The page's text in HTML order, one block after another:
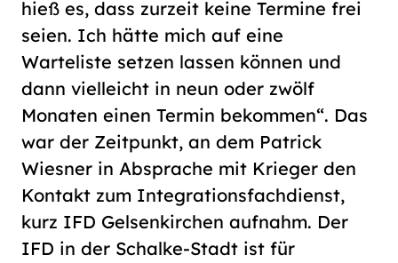
hieß es, dass zurzeit keine Termine frei
seien. Ich hätte mich auf eine
Warteliste setzen lassen können und
dann vielleicht in neun oder zwölf
Monaten einen Termin bekommen“. Das
war der Zeitpunkt, an dem Patrick
Wiesner in Absprache mit Krieger den
Kontakt zum Integrationsfachdienst,
kurz IFD Gelsenkirchen aufnahm. Der
IFD in der Schalke-Stadt ist für